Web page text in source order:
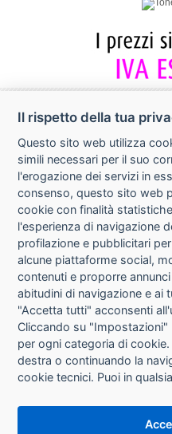
Il rispetto della tua
Questo sito web utilizza
simili necessari per il suo
l'erogazione dei servizi in
consenso, questo sito web
cookie con finalità
l'esperienza di navigazione
profilazione e pubblicitari
alcune piattaforme social,
contenuti e proporre
abitudini di navigazione e ai
"Accetta tutti" acconsenti
Cliccando su
per ogni categoria di
destra o continuando la
cookie tecnici. Puoi in
che si trova in fondo alle
informazioni consulta la